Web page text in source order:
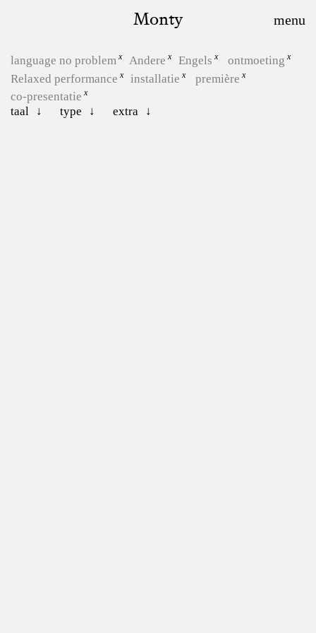
Monty
language no problem Andere Engels
ontmoeting
Relaxed performance
installatie
première
co-presentatie
taal
type extra